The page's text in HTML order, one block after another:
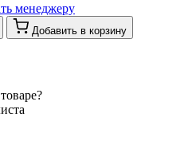
менеджеру
Добавить в корзину